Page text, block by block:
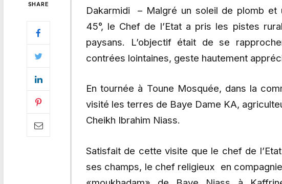
SHARE
Dakarmidi – Malgré un soleil de plomb et
45°, le Chef de l’Etat a pris les pistes
paysans. L’objectif était de se
contrées lointaines, geste hautement
En tournée à Toune Mosquée, dans la
visité les terres de Baye Dame KA,
Cheikh Ibrahim Niass.
Satisfait de cette visite que le chef de
ses champs, le chef religieux en